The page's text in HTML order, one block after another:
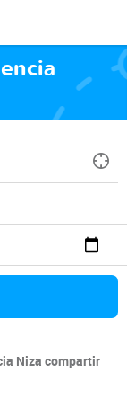
Niza compartir